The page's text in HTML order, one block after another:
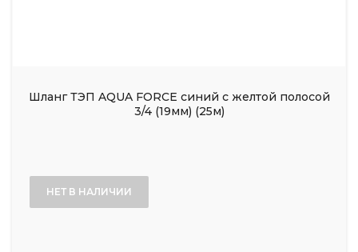
Шланг ТЭП AQUA FORCE синий с желтой полосой
3/4 (19мм) (25м)
НЕТ В НАЛИЧИИ